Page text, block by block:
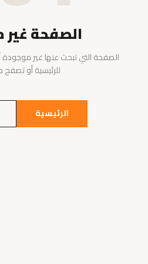
الصفحة
الصفحة التي تبحث عنها غير
للرئيسية أو تصفح
الرئيسية